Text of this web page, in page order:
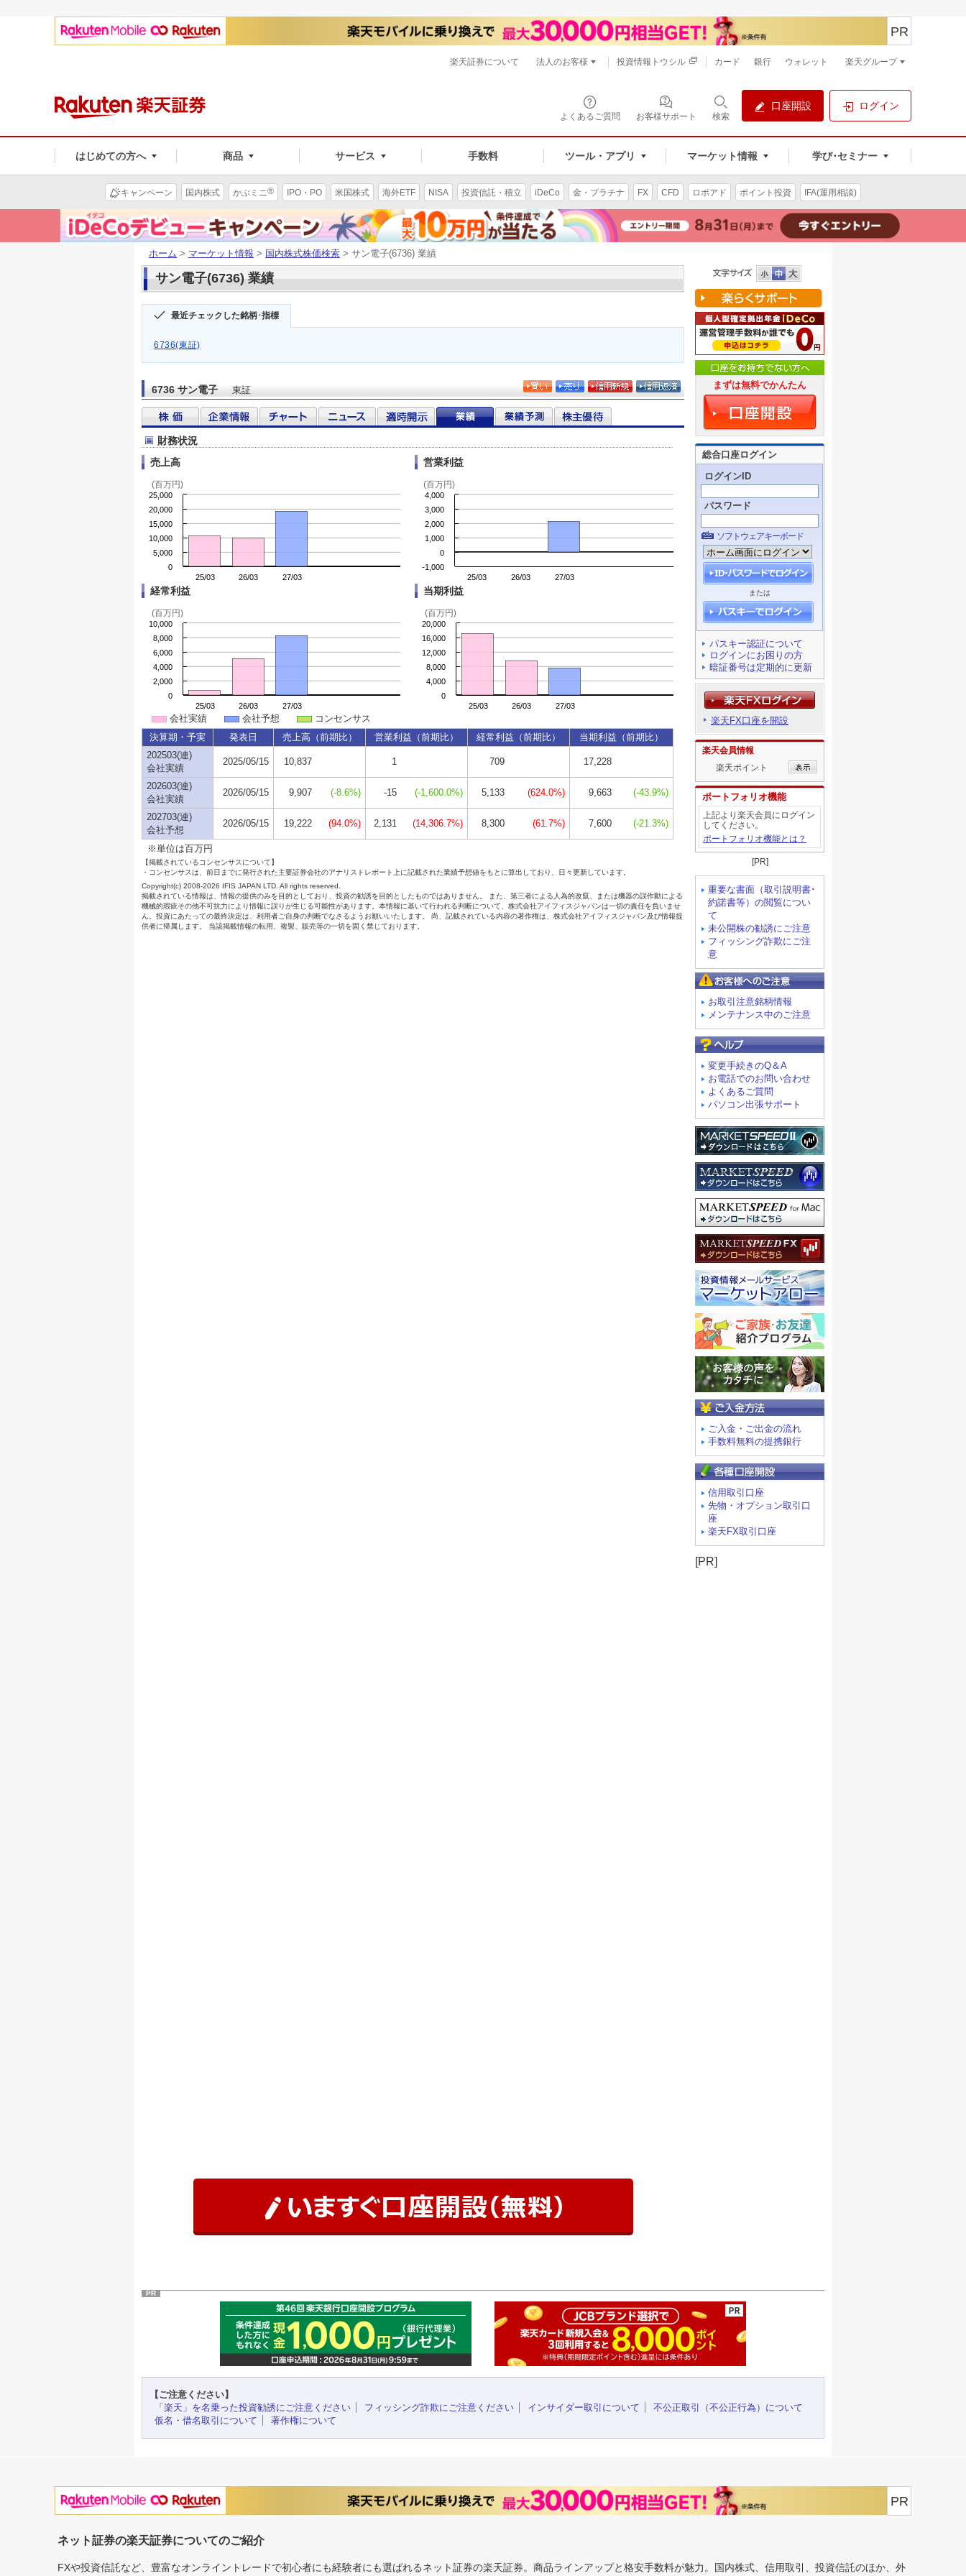
よくあるご質問 お客様サポート 検索
口座開設 ログイン
はじめての方へ 商品 サービス 手数料 ツール・アプリ マーケット情報 学び･セミナー
PR
楽天証券について 法人のお客様 投資情報トウシル カード 銀行 ウォレット 楽天グループ
キャンペーン 国内株式 かぶミニ® IPO・PO 米国株式 海外ETF NISA 投資信託・積立 iDeCo 金・プラチナ FX CFD ロボアド ポイント投資 IFA(運用相談)
ホーム > マーケット情報 > 国内株式株価検索 > サン電子(6736) 業績
サン電子(6736) 業績
最近チェックした銘柄･指標
6736(東証)
6736 サン電子 東証 まずは無料でかんたん
総合口座ログイン
ログインID
パスワード
ソフトウェアキーボード
または
パスキー認証について
ログインにお困りの方
暗証番号は定期的に更新
楽天FX口座を開設
楽天会員情報
楽天ポイント
ポートフォリオ機能
上記より楽天会員にログイン
してください。
ポートフォリオ機能とは？
[PR]
重要な書面（取引説明書･
約諾書等）の閲覧につい
て
未公開株の勧誘にご注意
フィッシング詐欺にご注
意
お取引注意銘柄情報
メンテナンス中のご注意
変更手続きのQ＆A
お電話でのお問い合わせ
よくあるご質問
パソコン出張サポート
ご入金・ご出金の流れ
手数料無料の提携銀行
信用取引口座
先物・オプション取引口
座
楽天FX取引口座
[PR]
PR
【ご注意ください】
「楽天」を名乗った投資勧誘にご注意ください
フィッシング詐欺にご注意ください インサイダー取引について
不公正取引（不公正行為）について
仮名・借名取引について
著作権について
PR
ネット証券の楽天証券についてのご紹介
FXや投資信託など、豊富なオンライントレードで初心者にも経験者にも選ばれるネット証券の楽天証券。商品ラインアップと格安手数料が魅力。国内株式、信用取引、投資信託のほか、外